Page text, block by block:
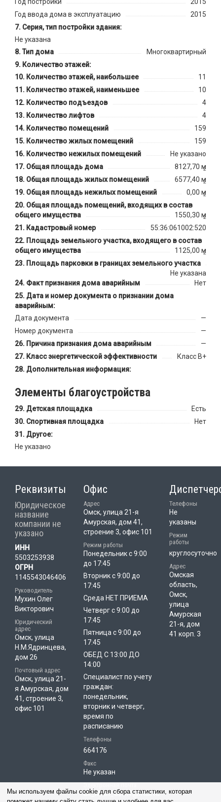
Год ввода дома в эксплуатацию
2015
Серия, тип постройки здания:
Не указана
Тип дома
Многоквартирный
Количество этажей:
Количество этажей, наибольшее
11
Количество этажей, наименьшее
10
Количество подъездов
4
Количество лифтов
4
Количество помещений
159
Количество жилых помещений
159
Количество нежилых помещений
Не указано
Общая площадь дома
8127,70 м2
Общая площадь жилых помещений 6577,40 м2
Общая площадь нежилых помещений 0,00 м2
Общая площадь помещений, входящих в состав
общего имущества
1550,30 м2
Кадастровый номер
55:36:061002:520
Площадь земельного участка, входящего в состав
общего имущества
1125,00 м2
Площадь парковки в границах земельного участка
Не указана
Факт признания дома аварийным
Нет
Дата и номер документа о признании дома
аварийным:
Дата документа
—
Номер документа
—
Причина признания дома аварийным
—
Класс энергетической эффективности
Класс B+
Дополнительная информация:
Элементы благоустройства
Детская площадка
Есть
Спортивная площадка
Нет
Другое:
Не указано
Реквизиты
Юридическое
название
компании не
указано
ИНН
5503253938
ОГРН
1145543046406
Руководитель
Мухин Олег
Викторович
Юридический
адрес
Омск, улица
Н.М.Ядринцева,
дом 26
Почтовый адрес
Омск, улица 21-
я Амурская, дом
41, строение 3,
офис 101
Офис
Адрес
Омск, улица 21-я
Амурская, дом 41,
строение 3, офис 101
Режим работы
Понедельник с 9:00
до 17:45
Вторник с 9:00 до
17:45
Среда НЕТ ПРИЕМА
Четверг с 9:00 до
17:45
Пятница с 9:00 до
17:45
ОБЕД С 13:00 ДО
14:00
Специалист по учету
граждан:
понедельник,
вторник и четверг,
время по
расписанию
Телефоны
664176
Факс
Не указан
uk_nash_dom1@mail.ru
Телефоны
Не
указаны
Режим
работы
круглосуточно
Адрес
Омская
область,
Омск,
улица
Амурская
21-я, дом
41 корп. 3
Мы используем файлы cookie для сбора статистики, которая